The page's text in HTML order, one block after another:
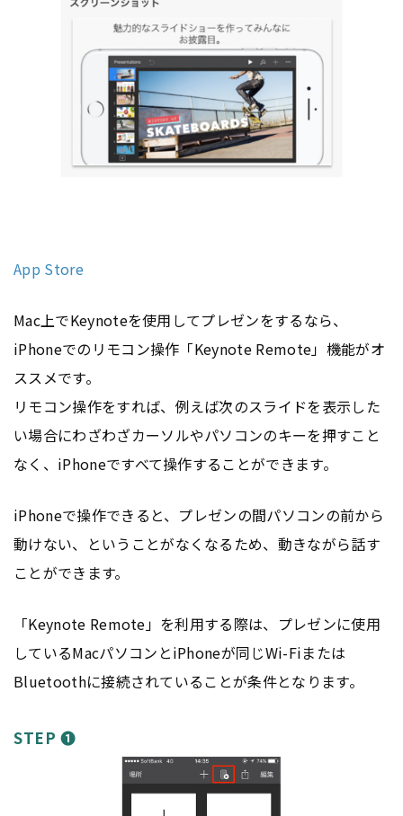
App Store
Mac上でKeynoteを使用してプレゼンをするなら、
iPhoneでのリモコン操作「Keynote Remote」機能がオ
ススメです。
リモコン操作をすれば、例えば次のスライドを表示した
い場合にわざわざカーソルやパソコンのキーを押すこと
なく、iPhoneですべて操作することができます。
iPhoneで操作できると、プレゼンの間パソコンの前から
動けない、ということがなくなるため、動きながら話す
ことができます。
「Keynote Remote」を利用する際は、プレゼンに使用
しているMacパソコンとiPhoneが同じWi-Fiまたは
Bluetoothに接続されていることが条件となります。
STEP ❶